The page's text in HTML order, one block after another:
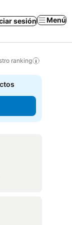
sesión Menú
ranking